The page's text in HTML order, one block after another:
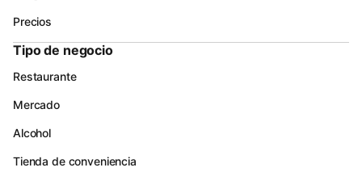
Precios
Tipo de negocio
Restaurante
Mercado
Alcohol
Tienda de conveniencia